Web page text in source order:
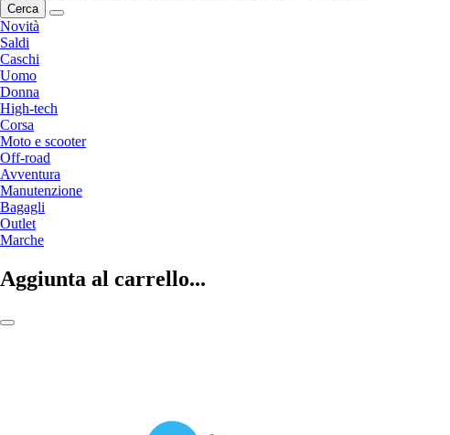
Cerca
Novità
Saldi
Caschi
Uomo
Donna
High-tech
Corsa
Moto e scooter
Off-road
Avventura
Manutenzione
Bagagli
Outlet
Marche
Aggiunta al carrello...